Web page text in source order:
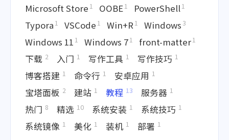
Microsoft Store 1 OOBE1 PowerShell1
Typora 1 VSCode 1 Win+R 1 Windows3
Windows 11 1 Windows 71 front-matter1
下载 2 入门 1 写作工具 1 写作技巧 1
博客搭建 1 命令行 1 安卓应用 1
宝塔面板 2 建站 1 教程 13 服务器 1
热门 8 精选 10 系统安装 1 系统技巧 1
系统镜像 1 美化 1 装机 1 部署 1